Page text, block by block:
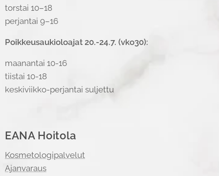
torstai 10–18
perjantai 9–16
Poikkeusaukioloajat 20.-24.7. (vko30):
maanantai 10-16
tiistai 10-18
keskiviikko-perjantai suljettu
EANA Hoitola
Kosmetologipalvelut
Ajanvaraus